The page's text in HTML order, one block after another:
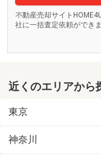
不動産売却サイト
社に一括査定依頼ができま
近くのエリアから
東京
神奈川